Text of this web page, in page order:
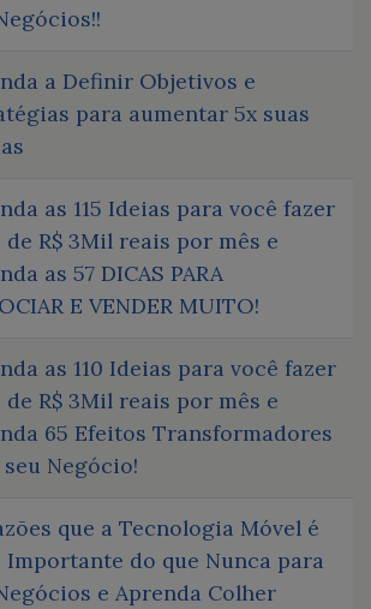
a Definir Objetivos e
para aumentar 5x suas
as 115 Ideias para você fazer
de R$ 3Mil reais por mês e
as 57 DICAS PARA
E VENDER MUITO!
as 110 Ideias para você fazer
de R$ 3Mil reais por mês e
65 Efeitos Transformadores
Negócio!
que a Tecnologia Móvel é
Importante do que Nunca para
e Aprenda Colher